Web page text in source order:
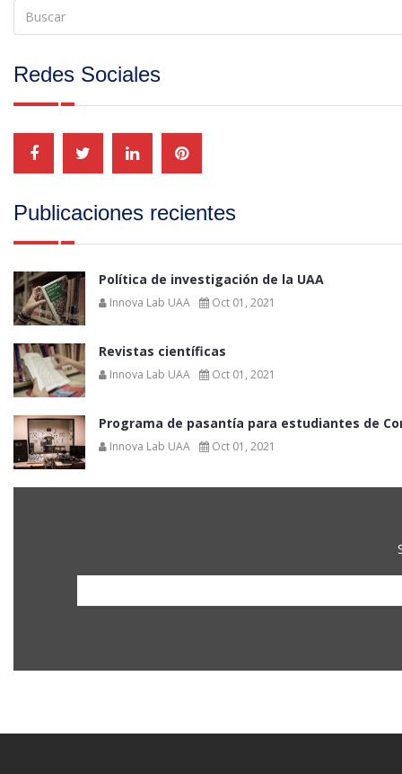
Redes Sociales
Publicaciones recientes
Política de investigación de la UAA
Innova Lab UAA Oct 01, 2021
Revistas científicas
Innova Lab UAA Oct 01, 2021
Programa de pasantía para estudiantes de
Innova Lab UAA Oct 01, 2021